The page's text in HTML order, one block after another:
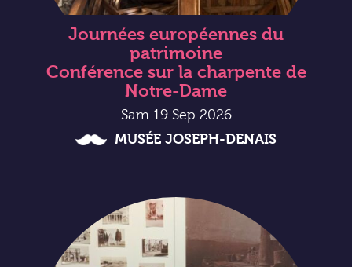
Journées européennes du
patrimoine
Conférence sur la charpente de
Notre-Dame
Sam 19 Sep 2026
MUSÉE JOSEPH-DENAIS